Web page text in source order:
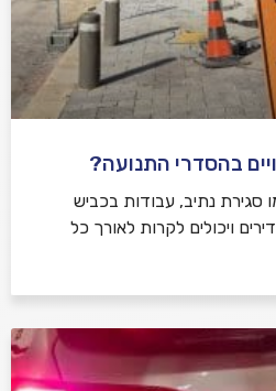
בהסדרי התנועה?
סגירת נתיב, עבודות בכביש
ויכולים לקרות לאורך כל